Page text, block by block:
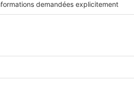
et bien desservi
du Pyanet
de vente du quotidien:
de restauration, rapides ou